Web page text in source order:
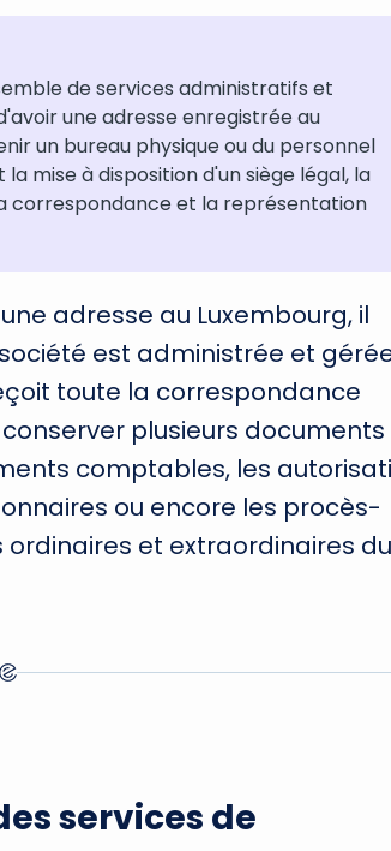
de services administratifs et
une adresse enregistrée au
un bureau physique ou du personnel
mise à disposition d'un siège légal, la
correspondance et la représentation
adresse au Luxembourg, il
est administrée et
toute la correspondance
plusieurs documents
comptables, les
ou encore les procès-
et extraordinaires du
services de